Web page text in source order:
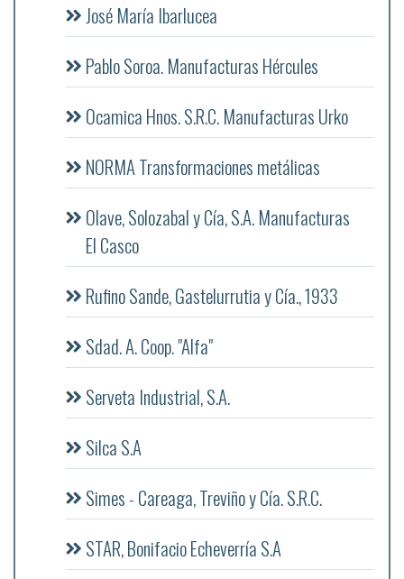
José María Ibarlucea
Pablo Soroa. Manufacturas Hércules
Ocamica Hnos. S.R.C. Manufacturas Urko
NORMA Transformaciones metálicas
Olave, Solozabal y Cía, S.A. Manufacturas
El Casco
Rufino Sande, Gastelurrutia y Cía., 1933
Sdad. A. Coop. "Alfa"
Serveta Industrial, S.A.
Silca S.A
Simes - Careaga, Treviño y Cía. S.R.C.
STAR, Bonifacio Echeverría S.A